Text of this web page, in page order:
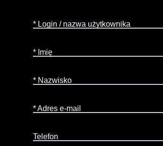
* Login / nazwa użytkownika
* Imię
* Nazwisko
* Adres e-mail
Telefon